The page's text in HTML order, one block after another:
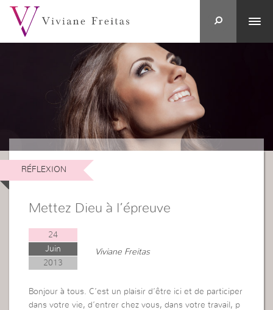
RÉFLEXION
Mettez Dieu à l’épreuve
24
Juin
2013
Viviane Freitas
Bonjour à tous. C’est un plaisir d’être ici et de participer
dans votre vie, d’entrer chez vous, dans votre travail, p